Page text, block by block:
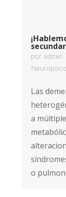
por admin
Las
a
o